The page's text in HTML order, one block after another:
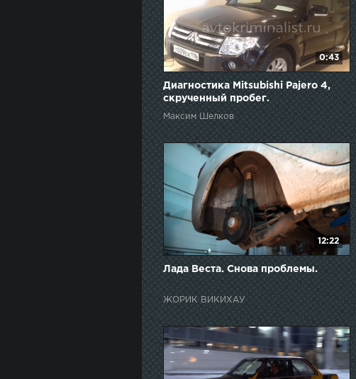
0:43
Диагностика Mitsubishi Pajero 4,
скрученный пробег.
Максим Шелков
12:22
Лада Веста. Снова проблемы.
ЖОРИК ВИКИХАУ